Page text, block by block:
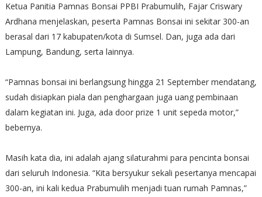
Ketua Panitia Pamnas Bonsai PPBI Prabumulih, Fajar Criswary
Ardhana menjelaskan, peserta Pamnas Bonsai ini sekitar 300-an
berasal dari 17 kabupaten/kota di Sumsel. Dan, juga ada dari
Lampung, Bandung, serta lainnya.
“Pamnas bonsai ini berlangsung hingga 21 September mendatang,
sudah disiapkan piala dan penghargaan juga uang pembinaan
dalam kegiatan ini. Juga, ada door prize 1 unit sepeda motor,”
bebernya.
Masih kata dia, ini adalah ajang silaturahmi para pencinta bonsai
dari seluruh Indonesia. “Kita bersyukur sekali pesertanya mencapai
300-an, ini kali kedua Prabumulih menjadi tuan rumah Pamnas,”